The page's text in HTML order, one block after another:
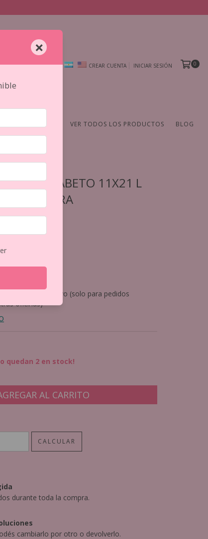
CREAR CUENTA INICIAR SESIÓN 0
DE AUTOR VER TODOS LOS PRODUCTOS BLOG
ALFABETO 11X21 L
BAILORA
pagando con Efectivo (solo para pedidos
oficinas)
quedan 2 en stock!
CALCULAR
durante toda la compra.
cambiarlo por otro o devolverlo.
×